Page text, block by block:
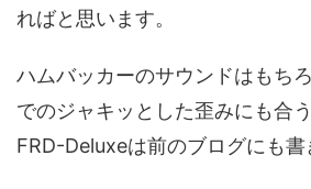
ればと思います。
ハムバッカーのサウンドはもち
でのジャキッとした歪みにも合
FRD-Deluxeは前のブログにも書